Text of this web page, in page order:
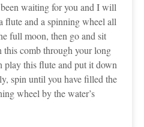
waiting for you and I will
flute and a spinning wheel all
full moon, then go and sit
this comb through your long
play this flute and put it down
spin until you have filled the
wheel by the water’s